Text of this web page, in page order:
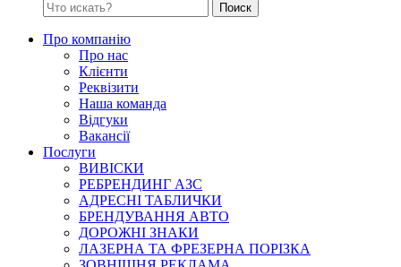
Поиск
Про компанію
Про нас
Клієнти
Реквізити
Наша команда
Відгуки
Вакансії
Послуги
ВИВІСКИ
РЕБРЕНДИНГ АЗС
АДРЕСНІ ТАБЛИЧКИ
БРЕНДУВАННЯ АВТО
ДОРОЖНІ ЗНАКИ
ЛАЗЕРНА ТА ФРЕЗЕРНА ПОРІЗКА